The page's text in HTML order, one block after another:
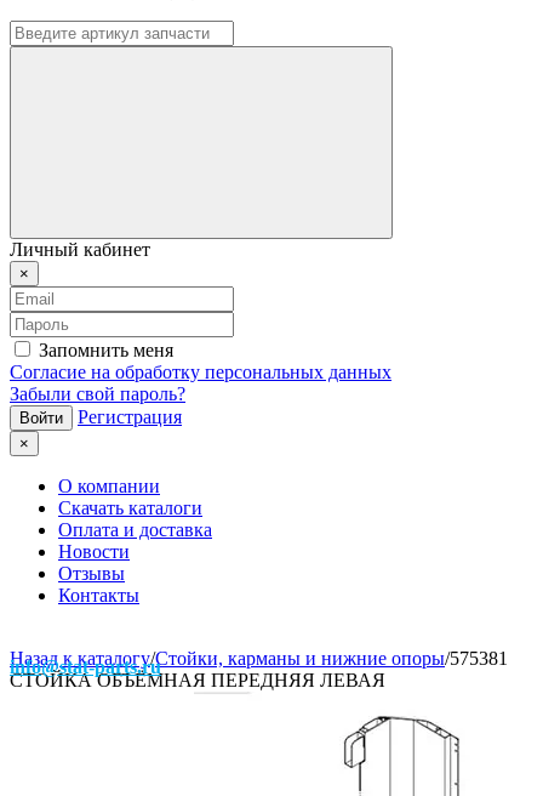
Личный кабинет
×
Запомнить меня
Согласие на обработку персональных данных
Забыли свой пароль?
Регистрация
×
О компании
Скачать каталоги
Оплата и доставка
Новости
Отзывы
Контакты
info@stat-parts.ru
Назад к каталогу/Стойки, карманы и нижние опоры/575381
СТОЙКА ОБЪЁМНАЯ ПЕРЕДНЯЯ ЛЕВАЯ